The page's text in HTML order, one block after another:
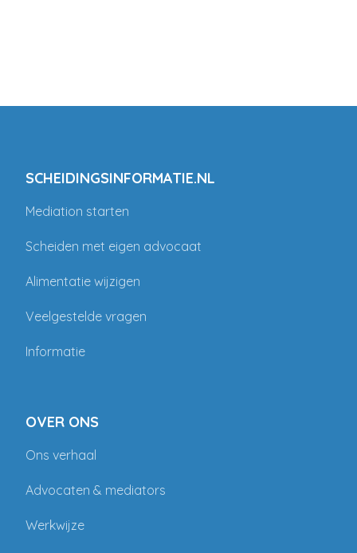
SCHEIDINGSINFORMATIE.NL
Mediation starten
Scheiden met eigen advocaat
Alimentatie wijzigen
Veelgestelde vragen
Informatie
OVER ONS
Ons verhaal
Advocaten & mediators
Werkwijze